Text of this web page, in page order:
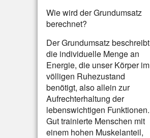
Wie wird der Grundumsatz
berechnet?
Der Grundumsatz beschreibt
die individuelle Menge an
Energie, die unser Körper im
völligen Ruhezustand
benötigt, also allein zur
Aufrechterhaltung der
lebenswichtigen Funktionen.
Gut trainierte Menschen mit
einem hohen Muskelanteil,